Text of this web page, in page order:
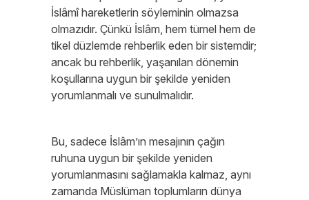
İslâmî hareketlerin söyleminin olmazsa
olmazıdır. Çünkü İslâm, hem tümel hem de
tikel düzlemde rehberlik eden bir sistemdir;
ancak bu rehberlik, yaşanılan dönemin
koşullarına uygun bir şekilde yeniden
yorumlanmalı ve sunulmalıdır.
Bu, sadece İslâm’ın mesajının çağın
ruhuna uygun bir şekilde yeniden
yorumlanmasını sağlamakla kalmaz, aynı
zamanda Müslüman toplumların dünya